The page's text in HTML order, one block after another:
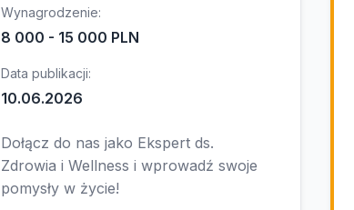
Wynagrodzenie:
8 000 - 15 000 PLN
Data publikacji:
10.06.2026
Dołącz do nas jako Ekspert ds.
Zdrowia i Wellness i wprowadź swoje
pomysły w życie!